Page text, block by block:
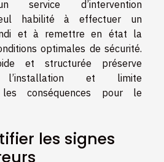
service d’intervention
habilité à effectuer un
et à remettre en état la
optimales de sécurité.
et structurée préserve
et limite
les conséquences pour le
les signes